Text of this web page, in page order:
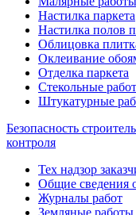
Настилка паркета
Настилка полов
Облицовка
Оклеивание
Отделка паркета
Стекольные
Штукатурные
Безопасность
контроля
Тех надзор
Общие сведения
Журналы работ
Земляные работы